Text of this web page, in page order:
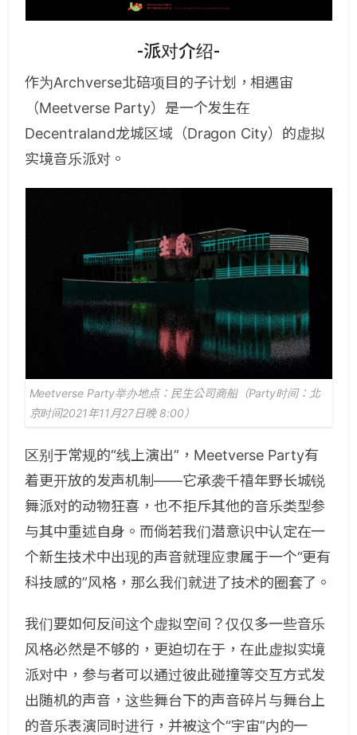
-派对介绍-
作为Archverse北碚项目的子计划，相遇宙
（Meetverse Party）是一个发生在
Decentraland龙城区域（Dragon City）的虚拟
实境音乐派对。
Meetverse Party举办地点：民生公司商船（Party时间：北
京时间2021年11月27日晚 8:00）
区别于常规的“线上演出”，Meetverse Party有
着更开放的发声机制——它承袭千禧年野长城锐
舞派对的动物狂喜，也不拒斥其他的音乐类型参
与其中重述自身。而倘若我们潜意识中认定在一
个新生技术中出现的声音就理应隶属于一个“更有
科技感的”风格，那么我们就进了技术的圈套了。
我们要如何反间这个虚拟空间？仅仅多一些音乐
风格必然是不够的，更迫切在于，在此虚拟实境
派对中，参与者可以通过彼此碰撞等交互方式发
出随机的声音，这些舞台下的声音碎片与舞台上
的音乐表演同时进行，并被这个“宇宙”内的一